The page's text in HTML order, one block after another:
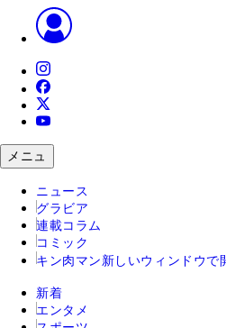
メニュ
ニュース
グラビア
連載コラム
コミック
キン肉マン 新しいウィンドウで
新着
エンタメ